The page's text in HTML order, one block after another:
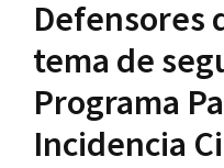
Defensores
tema de
Programa
Incidencia